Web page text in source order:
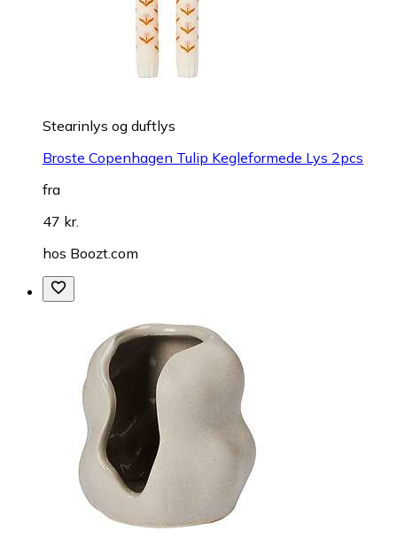
Stearinlys og duftlys
Broste Copenhagen Tulip Kegleformede Lys 2pcs
fra
47 kr.
hos Boozt.com